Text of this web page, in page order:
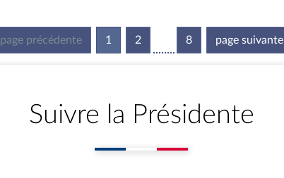
page précédente 1(current)
2 8 page suivante
Suivre la Présidente